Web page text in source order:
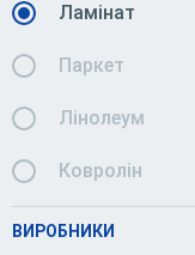
Ламінат
Паркет
Лінолеум
Ковролін
ВИРОБНИКИ